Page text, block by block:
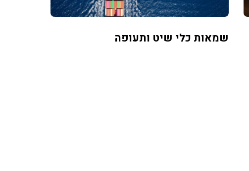
שמאות כלי שיט ותעופה